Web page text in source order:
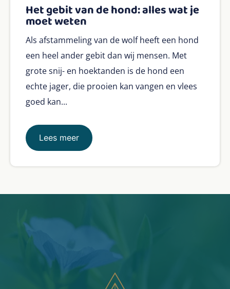
Het gebit van de hond: alles wat je
moet weten
Als afstammeling van de wolf heeft een hond
een heel ander gebit dan wij mensen. Met
grote snij- en hoektanden is de hond een
echte jager, die prooien kan vangen en vlees
goed kan...
Lees meer